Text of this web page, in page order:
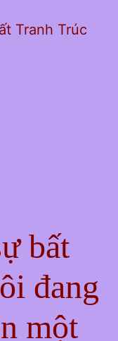
Tranh Trúc
bất
đang
một